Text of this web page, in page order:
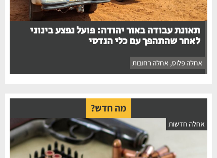
תאונת עבודה באור יהודה: פועל נפצע בינוני
לאחר שהתהפך עם כלי הנדסי
אחלה פלוס, אחלה רחובות
מה חדש?
אחלה חדשות